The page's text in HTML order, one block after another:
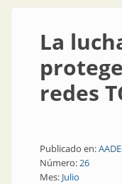
La
redes
Publicado en:
Número:26
Mes: Julio